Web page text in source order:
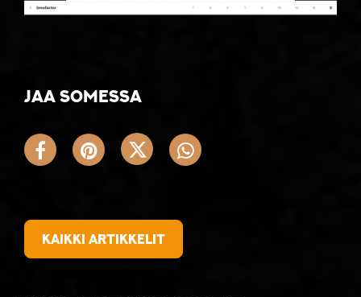
Jaa somessa
Kaikki artikkelit